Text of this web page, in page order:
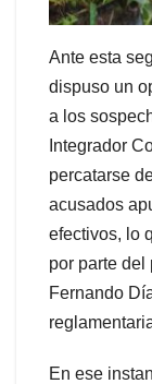
Ante esta
dispuso un
a los
Integrador
percatarse
acusados
efectivos, lo
por parte del
Fernando
En ese